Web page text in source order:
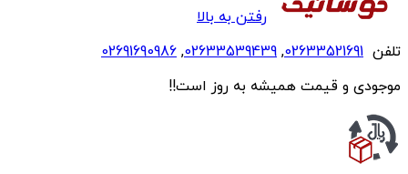
رفتن به بالا
تلفن 02633521691
,
02633539439
,
02691690986
موجودی و قیمت همیشه به روز است!!